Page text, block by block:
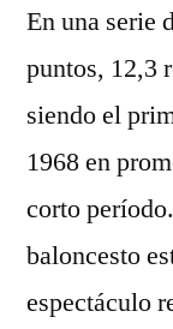
En una serie
puntos, 12,3
siendo el
1968 en
corto
baloncesto
espectáculo